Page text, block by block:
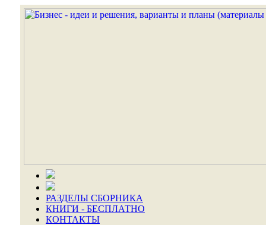
РАЗДЕЛЫ СБОРНИКА
КНИГИ - БЕСПЛАТНО
КОНТАКТЫ